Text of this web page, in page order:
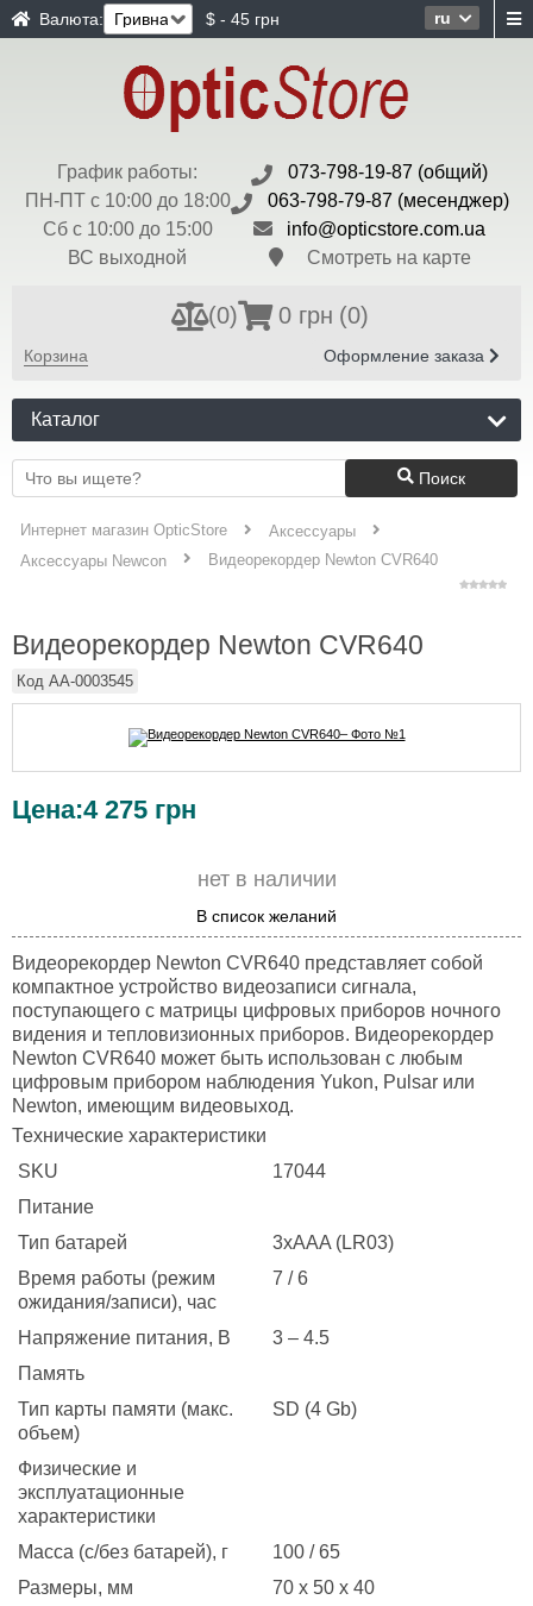
ru
Валюта: $ - 45 грн
График работы:
ПН-ПТ с 10:00 до 18:00
Сб с 10:00 до 15:00
ВС выходной
073-798-19-87 (общий)
063-798-79-87 (месенджер)
info@opticstore.com.ua
Смотреть на карте
(0) 0 грн (0)
Корзина Оформление заказа
Каталог
Поиск
Интернет магазин OpticStore
Аксессуары
Аксессуары Newcon
Видеорекордер Newton CVR640
Видеорекордер Newton CVR640
Код AA-0003545
Цена:4 275 грн
нет в наличии
В список желаний
Видеорекордер Newton CVR640 представляет собой
компактное устройство видеозаписи сигнала,
поступающего с матрицы цифровых приборов ночного
видения и тепловизионных приборов. Видеорекордер
Newton CVR640 может быть использован с любым
цифровым прибором наблюдения Yukon, Pulsar или
Newton, имеющим видеовыход.
Технические характеристики
SKU
17044
Питание
Тип батарей
3xAAA (LR03)
Время работы (режим
ожидания/записи), час
7 / 6
Напряжение питания, В
3 – 4.5
Память
Тип карты памяти (макс.
объем)
SD (4 Gb)
Физические и
эксплуатационные
характеристики
Масса (c/без батарей), г
100 / 65
Размеры, мм
70 x 50 x 40